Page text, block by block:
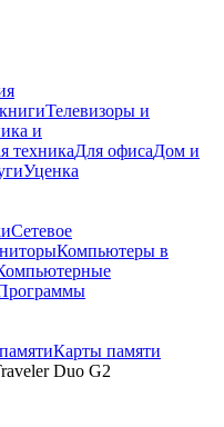
Телевизоры и
и
техникаДля офисаДом и
Уценка
Сетевое
Компьютеры в
Карты памяти
Duo G2